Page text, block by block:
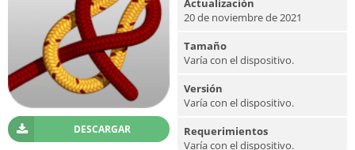
DESCARGAR
Actualización
20 de noviembre de 2021
Tamaño
Varía con el dispositivo.
Versión
Varía con el dispositivo.
Requerimientos
Varía con el dispositivo.